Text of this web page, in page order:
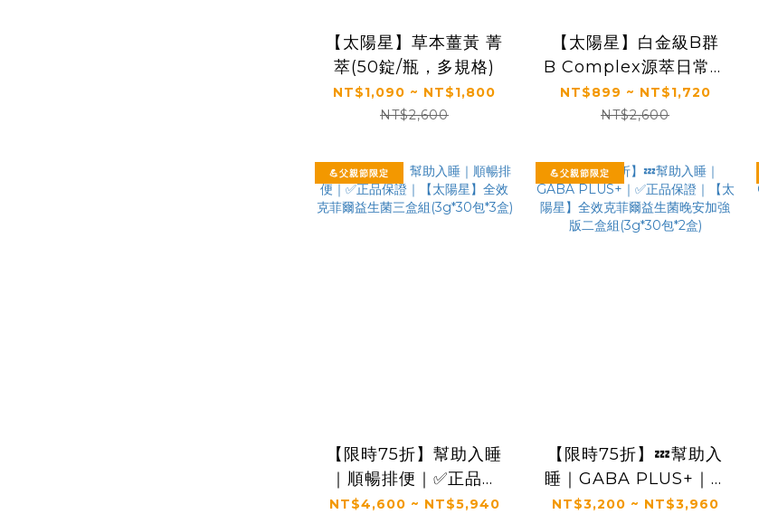
【太陽星】草本薑黃 菁
萃(50錠/瓶，多規格)
NT$1,090 ~ NT$1,800
NT$2,600
【太陽星】白金級B群
B Complex源萃日常飲
食補充(50錠/瓶，多規
格)
NT$899 ~ NT$1,720
NT$2,600
💪父親節限定
【限時75折】幫助入睡
｜順暢排便｜✅正品保
證｜【太陽星】全效克
NT$4,600 ~ NT$5,940
💪父親節限定
【限時75折】💤幫助入
睡｜GABA PLUS+｜✅
正品保證｜【太陽星】
NT$3,200 ~ NT$3,960